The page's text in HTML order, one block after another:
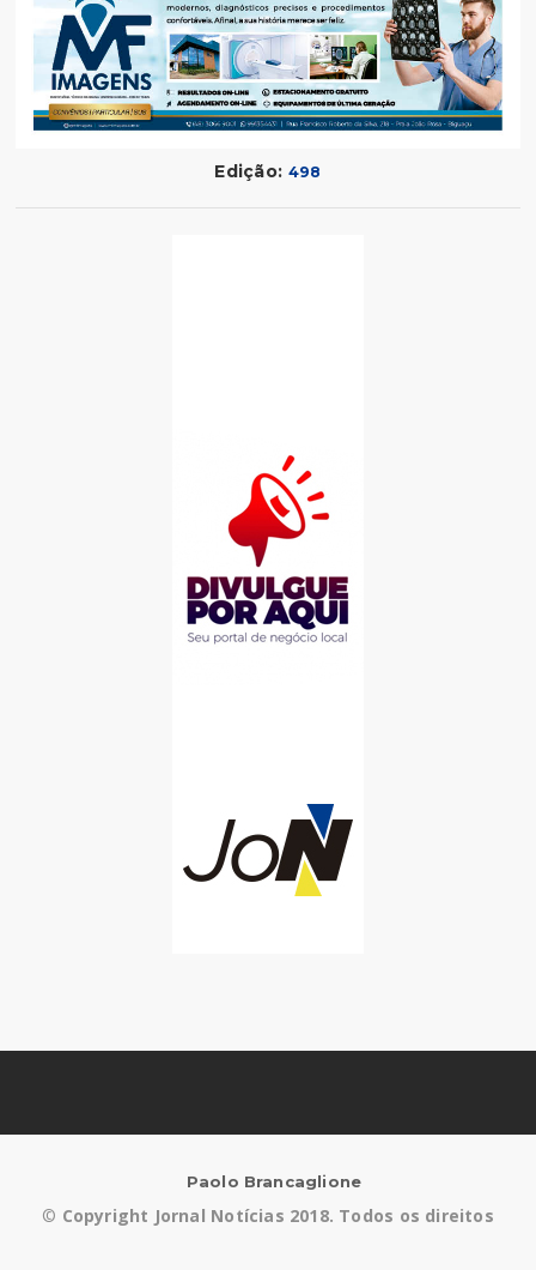
Edição: 498
Paolo Brancaglione
© Copyright Jornal Notícias 2018. Todos os direitos